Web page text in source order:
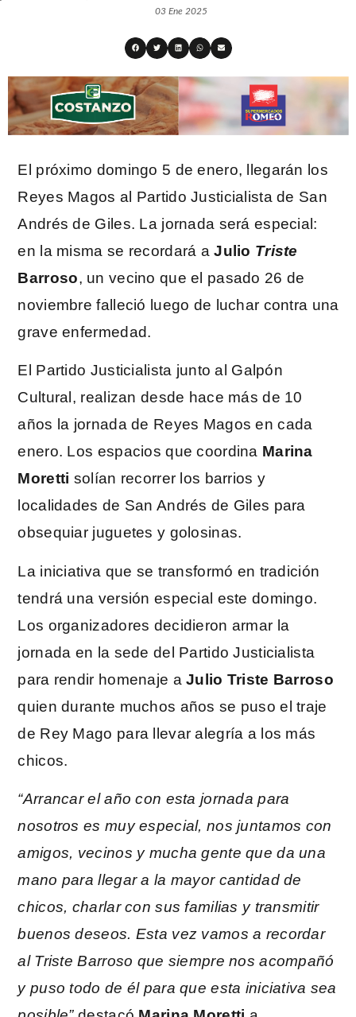
03 Ene 2025
El próximo domingo 5 de enero, llegarán los
Reyes Magos al Partido Justicialista de San
Andrés de Giles. La jornada será especial:
en la misma se recordará a Julio Triste
Barroso, un vecino que el pasado 26 de
noviembre falleció luego de luchar contra una
grave enfermedad.
El Partido Justicialista junto al Galpón
Cultural, realizan desde hace más de 10
años la jornada de Reyes Magos en cada
enero. Los espacios que coordina Marina
Moretti solían recorrer los barrios y
localidades de San Andrés de Giles para
obsequiar juguetes y golosinas.
La iniciativa que se transformó en tradición
tendrá una versión especial este domingo.
Los organizadores decidieron armar la
jornada en la sede del Partido Justicialista
para rendir homenaje aJulio Triste Barroso
quien durante muchos años se puso el traje
de Rey Mago para llevar alegría a los más
chicos.
“Arrancar el año con esta jornada para
nosotros es muy especial, nos juntamos con
amigos, vecinos y mucha gente que da una
mano para llegar a la mayor cantidad de
chicos, charlar con sus familias y transmitir
buenos deseos. Esta vez vamos a recordar
al Triste Barroso que siempre nos acompañó
y puso todo de él para que esta iniciativa sea